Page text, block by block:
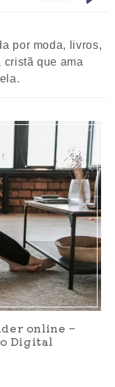
por moda, livros,
cristã que ama
online –
Digital